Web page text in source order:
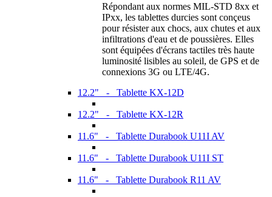
Répondant aux normes MIL-STD 8xx et
IPxx, les tablettes durcies sont conçeus
pour résister aux chocs, aux chutes et aux
infiltrations d'eau et de poussières. Elles
sont équipées d'écrans tactiles très haute
luminosité lisibles au soleil, de GPS et de
connexions 3G ou LTE/4G.
12.2" - Tablette KX-12D
12.2" - Tablette KX-12R
11.6" - Tablette Durabook U11I AV
11.6" - Tablette Durabook U11I ST
11.6" - Tablette Durabook R11 AV